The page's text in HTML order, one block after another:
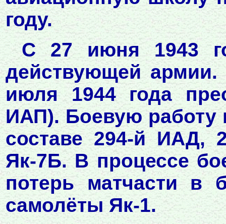
году.
С 27 июня 1943
действующей армии.
июля 1944 года
ИАП). Боевую работу
составе 294-й ИАД,
Як-7Б. В процессе
потерь матчасти в
самолёты Як-1.